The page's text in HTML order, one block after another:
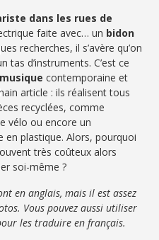
dans les rues de
faite avec… un bidon
recherches, il s’avère qu’on
d’instruments. C’est ce
contemporaine et
article : ils réalisent tous
recyclées, comme
vélo ou encore un
en plastique. Alors, pourquoi
très coûteux alors
soi-même ?
en anglais, mais il est assez
Vous pouvez aussi utiliser
les traduire en français.